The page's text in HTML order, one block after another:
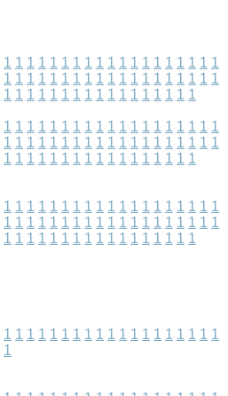
1 1 1 1 1 1 1 1 1 1 1 1 1 1 1 1 1 1 1
1 1 1 1 1 1 1 1 1 1 1 1 1 1 1 1 1 1 1
1 1 1 1 1 1 1 1 1 1 1 1 1 1 1 1 1
1 1 1 1 1 1 1 1 1 1 1 1 1 1 1 1 1 1 1
1 1 1 1 1 1 1 1 1 1 1 1 1 1 1 1 1 1 1
1 1 1 1 1 1 1 1 1 1 1 1 1 1 1 1 1
1 1 1 1 1 1 1 1 1 1 1 1 1 1 1 1 1 1 1
1 1 1 1 1 1 1 1 1 1 1 1 1 1 1 1 1 1 1
1 1 1 1 1 1 1 1 1 1 1 1 1 1 1 1 1
1 1 1 1 1 1 1 1 1 1 1 1 1 1 1 1 1 1 1
1